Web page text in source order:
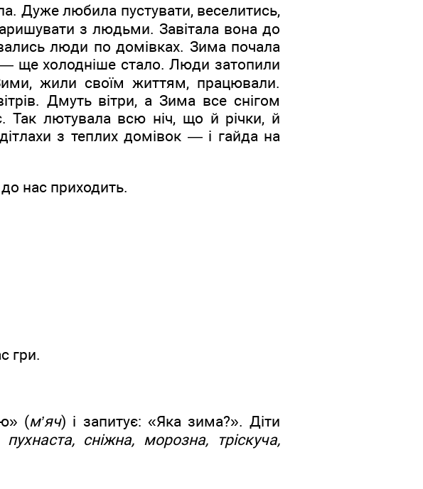
Дуже любила пустувати, веселитись,
з людьми. Завітала вона до
люди по домівках. Зима почала
— ще холодніше стало. Люди затопили
жили своїм життям, працювали.
Дмуть вітри, а Зима все снігом
Так лютувала всю ніч, що й річки, й
з теплих домівок — і гайда на
нас приходить.
гри.
(м’яч) і запитує: «Яка зима?». Діти
пухнаста, сніжна, морозна, тріскуча,